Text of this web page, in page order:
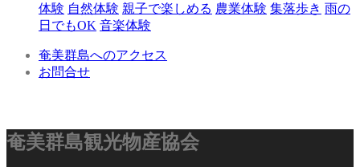
体験 自然体験 親子で楽しめる 農業体験 集落歩き 雨の
日でもOK 音楽体験
奄美群島へのアクセス
お問合せ
奄美群島観光物産協会